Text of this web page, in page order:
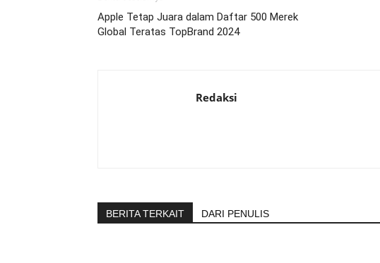
Apple Tetap Juara dalam Daftar 500 Merek
Global Teratas TopBrand 2024
Redaksi
BERITA TERKAIT DARI PENULIS